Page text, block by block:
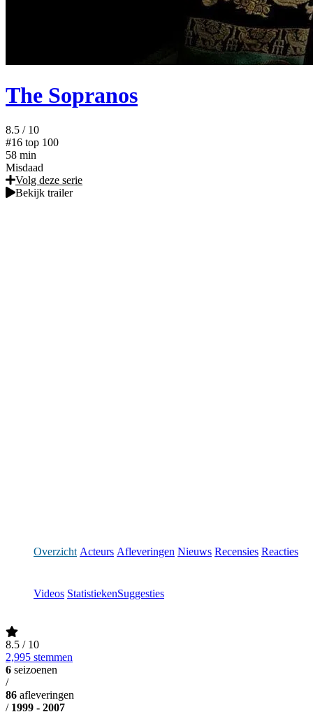
The Sopranos
8.5 / 10
#16 top 100
58 min
Misdaad
Volg deze serie
Bekijk trailer
Overzicht Acteurs Afleveringen Nieuws Recensies Reacties
Videos StatistiekenSuggesties
8.5 / 10
2,995 stemmen
6 seizoenen
/
86 afleveringen
/ 1999 - 2007